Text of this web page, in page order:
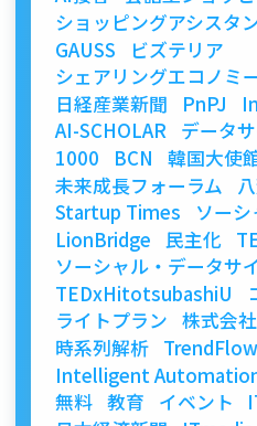
ショッピングアシスタ
GAUSS
ビズテリア
シェアリングエコノミ
日経産業新聞
PnPJ
AI-SCHOLAR データ
1000
BCN
韓国大使
未来成長フォーラム
Startup Times
ソー
LionBridge
民主化
ソーシャル・データサ
TEDxHitotsubashiU
ライトプラン 株式会
時系列解析 TrendFlow
Intelligent
無料 教育 イベント